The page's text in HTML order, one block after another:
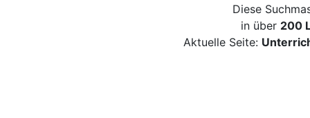
Diese
in über 200
Aktuelle Seite: